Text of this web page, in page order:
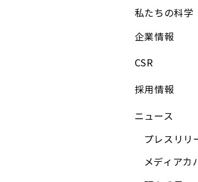
私たちの科学
企業情報
CSR
採用情報
ニュース
プレスリリ
メディアカ